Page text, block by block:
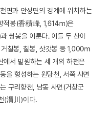
면과 안성면의 경계에 위치하는
적봉(香積峰, 1,614m)은
쌍봉을 이룬다. 이들 두 산이
칠봉, 칠봉, 삿갓봉 등 1,000m
에서 발원하는 세 개의 하천은
을 형성하는 원당천, 서쪽 사면
구리향천, 남동 사면(거창군
(渭川)이다.